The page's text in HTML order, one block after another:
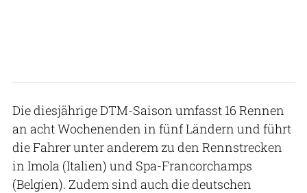
Die diesjährige DTM-Saison umfasst 16 Rennen
an acht Wochenenden in fünf Ländern und führt
die Fahrer unter anderem zu den Rennstrecken
in Imola (Italien) und Spa-Francorchamps
(Belgien). Zudem sind auch die deutschen